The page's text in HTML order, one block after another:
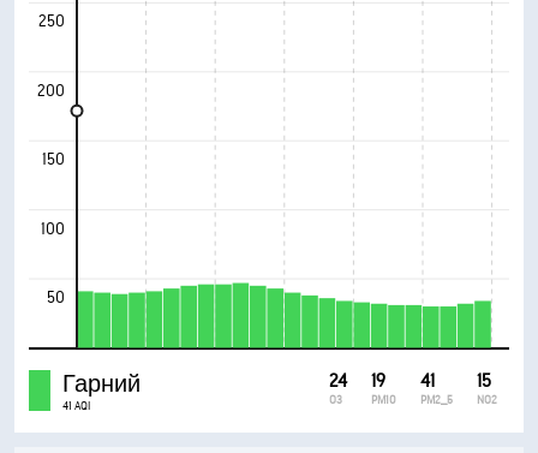
250
200
150
100
50
Гарний
41 AQI
24
O3
19
PM10
41
PM2_5
15
NO2